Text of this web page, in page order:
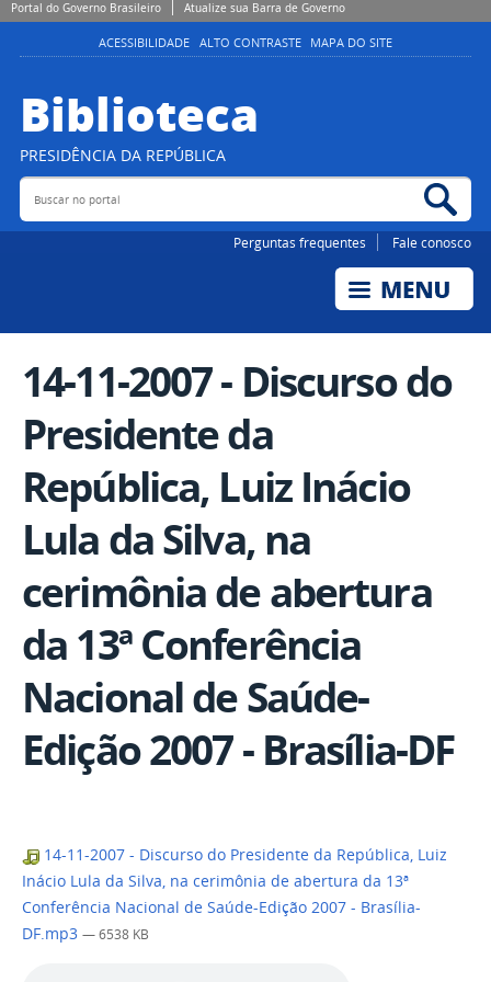
Portal do Governo Brasileiro Atualize sua Barra de Governo
ACESSIBILIDADE ALTO CONTRASTE MAPA DO SITE
Biblioteca
PRESIDÊNCIA DA REPÚBLICA
Buscar no portal
Perguntas frequentes Fale conosco
14-11-2007 - Discurso do
Presidente da
República, Luiz Inácio
Lula da Silva, na
cerimônia de abertura
da 13ª Conferência
Nacional de Saúde-
Edição 2007 - Brasília-DF
14-11-2007 - Discurso do Presidente da República, Luiz
Inácio Lula da Silva, na cerimônia de abertura da 13ª
Conferência Nacional de Saúde-Edição 2007 - Brasília-
DF.mp3 — 6538 KB